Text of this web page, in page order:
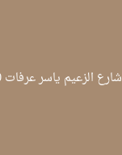
شارع الزعيم ياسر عرفات 1080 تونس